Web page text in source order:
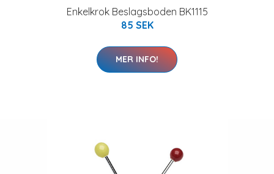
Enkelkrok Beslagsboden BK1115
85 SEK
MER INFO!